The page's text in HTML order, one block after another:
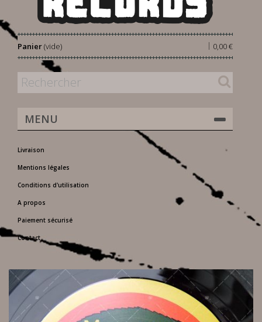
Panier 0,00 €
|
(vide)
MENU
Livraison
Mentions légales
Conditions d'utilisation
A propos
Paiement sécurisé
Contact